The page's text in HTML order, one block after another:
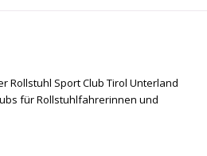
Rollstuhl Sport Club Tirol Unterland
für Rollstuhlfahrerinnen und